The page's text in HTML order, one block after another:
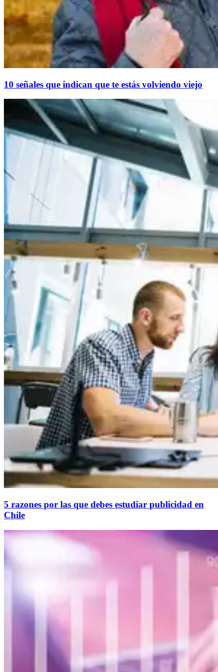
10 señales que indican que te estás volviendo viejo
5 razones por las que debes estudiar publicidad en
Chile